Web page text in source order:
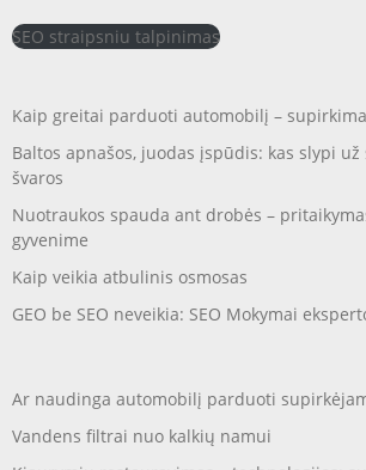
SEO straipsniu talpinimas
Kaip greitai parduoti automobilį –
Baltos apnašos, juodas įspūdis: kas slypi
švaros
Nuotraukos spauda ant drobės –
gyvenime
Kaip veikia atbulinis osmosas
GEO be SEO neveikia: SEO Mokymai
Ar naudinga automobilį parduoti
Vandens filtrai nuo kalkių namui